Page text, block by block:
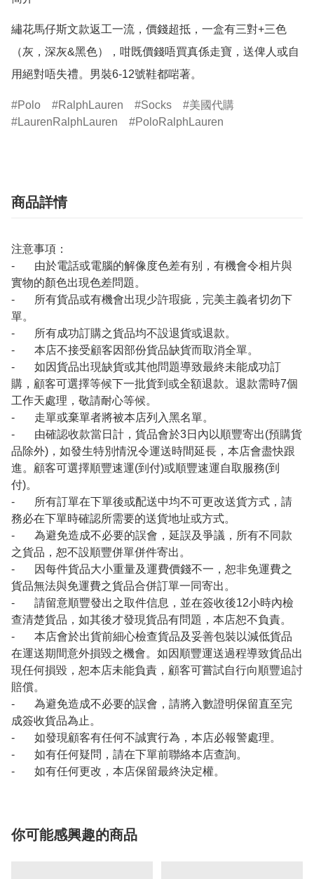
繡花馬仔斯文款返工一流，價錢超抵，一盒有三對+三色
（灰，深灰&黑色），咁既價錢唔買真係走寶，送俾人或自
用絕對唔失禮。男裝6-12號鞋都啱著。
Polo RalphLauren Socks
美國代購
LaurenRalphLauren
PoloRalphLauren
商品詳情
注意事項：
- 由於電話或電腦的解像度色差有别，有機會令相片與
實物的顏色出現色差問題。
- 所有貨品或有機會出現少許瑕疵，完美主義者切勿下
單。
- 所有成功訂購之貨品均不設退貨或退款。
- 本店不接受顧客因部份貨品缺貨而取消全單。
- 如因貨品出現缺貨或其他問題導致最終未能成功訂
購，顧客可選擇等候下一批貨到或全額退款。退款需時7個
工作天處理，敬請耐心等候。
- 走單或棄單者將被本店列入黑名單。
- 由確認收款當日計，貨品會於3日內以順豐寄出(預購貨
品除外)，如發生特別情況令運送時間延長，本店會盡快跟
進。顧客可選擇順豐速運(到付)或順豐速運自取服務(到
付)。
- 所有訂單在下單後或配送中均不可更改送貨方式，請
務必在下單時確認所需要的送貨地址或方式。
- 為避免造成不必要的誤會，延誤及爭議，所有不同款
之貨品，恕不設順豐併單併件寄出。
- 因每件貨品大小重量及運費價錢不一，恕非免運費之
貨品無法與免運費之貨品合併訂單一同寄出。
- 請留意順豐發出之取件信息，並在簽收後12小時內檢
查清楚貨品，如其後才發現貨品有問題，本店恕不負責。
- 本店會於出貨前細心檢查貨品及妥善包裝以減低貨品
在運送期間意外損毀之機會。如因順豐運送過程導致貨品出
現任何損毀，恕本店未能負責，顧客可嘗試自行向順豐追討
賠償。
- 為避免造成不必要的誤會，請將入數證明保留直至完
成簽收貨品為止。
- 如發現顧客有任何不誠實行為，本店必報警處理。
- 如有任何疑問，請在下單前聯絡本店查詢。
- 如有任何更改，本店保留最終決定權。
你可能感興趣的商品